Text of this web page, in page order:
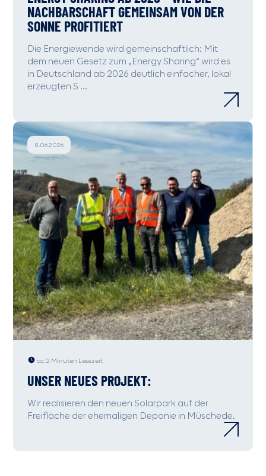
NACHBARSCHAFT GEMEINSAM VON DER
SONNE PROFITIERT
Die Energiewende wird gemeinschaftlich: Mit
dem neuen Gesetz zum „Energy Sharing“ wird es
in Deutschland ab 2026 deutlich einfacher, lokal
erzeugten S ...
8.06.2026
ca. 2 Minuten Lesezeit
UNSER NEUES PROJEKT:
Wir realisieren den neuen Solarpark auf der
Freifläche der ehemaligen Deponie in Müschede.